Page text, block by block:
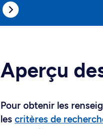
Aperçu
Pour obtenir les
les critères de